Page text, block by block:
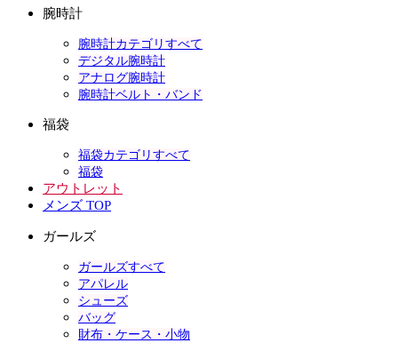
腕時計
腕時計カテゴリすべて
デジタル腕時計
アナログ腕時計
腕時計ベルト・バンド
福袋
福袋カテゴリすべて
福袋
アウトレット
メンズ TOP
ガールズ
ガールズすべて
アパレル
シューズ
バッグ
財布・ケース・小物